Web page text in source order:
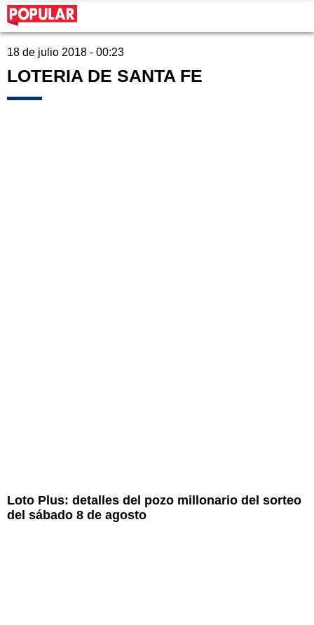
18 de julio 2018 - 00:23
LOTERIA DE SANTA FE
Loto Plus: detalles del pozo millonario del sorteo
del sábado 8 de agosto